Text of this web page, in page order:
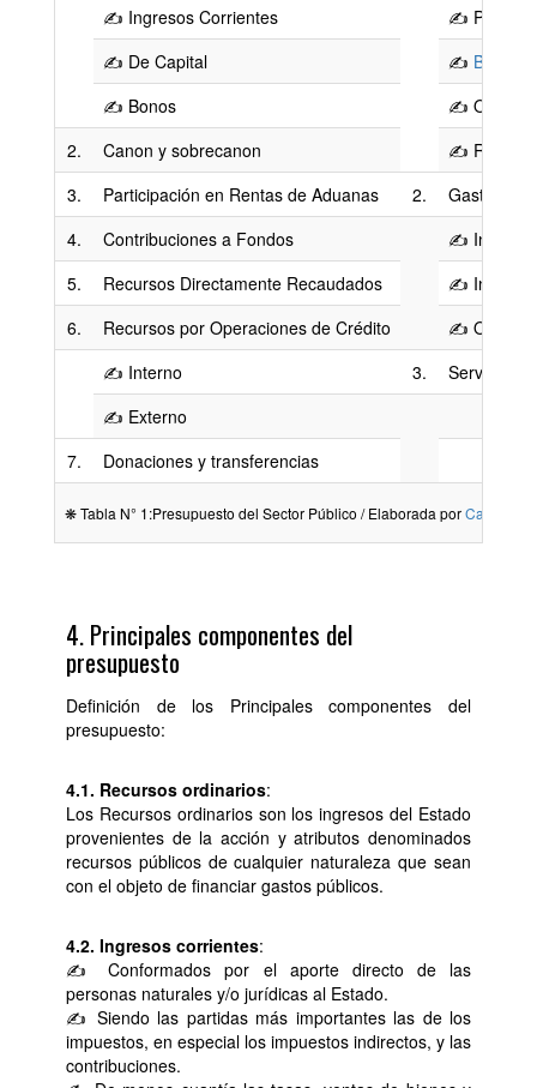
✍ Ingresos Corrientes
✍
✍ De Capital
✍ Bienes
✍ Bonos
✍ Otros
2.
Canon y sobrecanon
✍ Reserva
3.
Participación en Rentas de Aduanas 2.
Gastos de
4.
Contribuciones a Fondos
✍
5.
Recursos Directamente Recaudados
✍
6.
Recursos por Operaciones de Crédito
✍ Otros
✍ Interno
3.
Servicios
✍ Externo
7.
Donaciones y transferencias
❋ Tabla N° 1:Presupuesto del Sector Público / Elaborada por
4. Principales componentes del
presupuesto
Definición de los Principales componentes del
presupuesto:
4.1. Recursos ordinarios:
Los Recursos ordinarios son los ingresos del Estado
provenientes de la acción y atributos denominados
recursos públicos de cualquier naturaleza que sean
con el objeto de financiar gastos públicos.
4.2. Ingresos corrientes:
✍ Conformados por el aporte directo de las
personas naturales y/o jurídicas al Estado.
✍ Siendo las partidas más importantes las de los
impuestos, en especial los impuestos indirectos, y las
contribuciones.